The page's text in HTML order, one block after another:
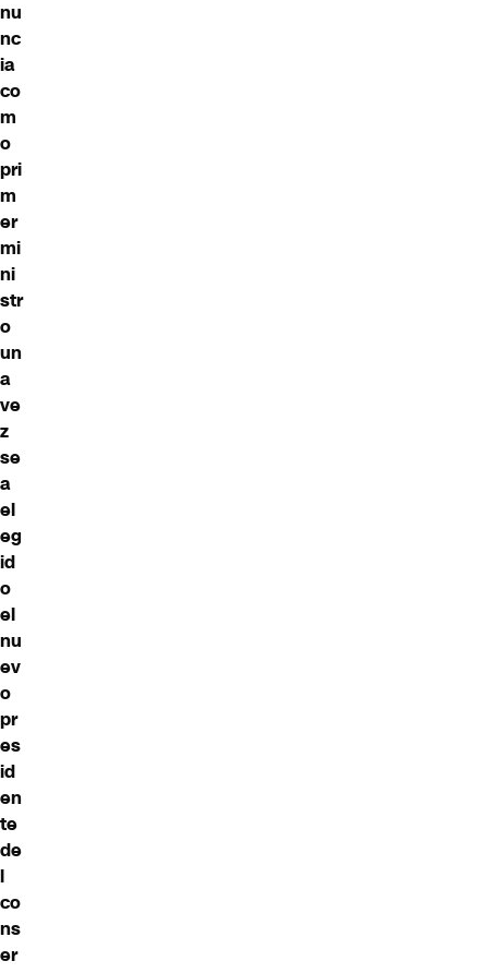
nu
nc
ia
co
m
o
pri
m
er
mi
ni
str
o
un
a
ve
z
se
a
el
eg
id
o
el
nu
ev
o
pr
es
id
en
te
de
l
co
ns
er